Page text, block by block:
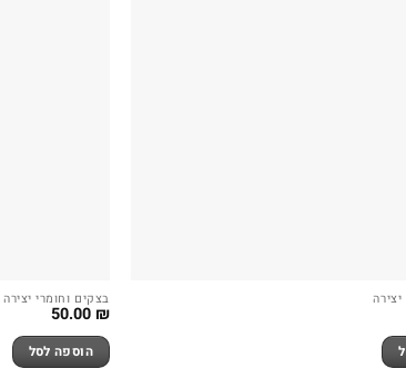
בצקים וחומרי יצירה
50.00 ₪
הוספה לסל